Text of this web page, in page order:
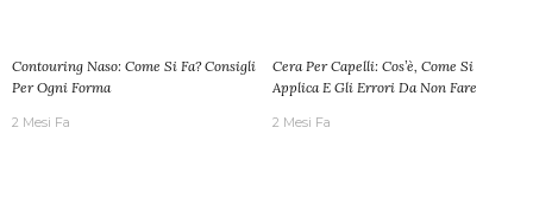
Contouring Naso: Come Si Fa? Consigli
Per Ogni Forma
2 Mesi Fa
Cera Per Capelli: Cos’è, Come Si
Applica E Gli Errori Da Non Fare
2 Mesi Fa